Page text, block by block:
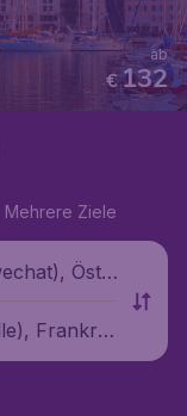
€132
ab
Mehrere Ziele
Öste
Frankrei